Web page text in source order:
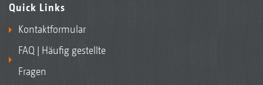
Quick Links
Kontaktformular
FAQ | Häufig gestellte
Fragen